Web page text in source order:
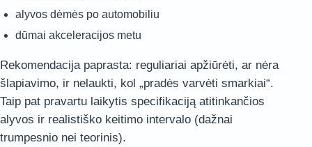
alyvos dėmės po automobiliu
dūmai akceleracijos metu
Rekomendacija paprasta: reguliariai apžiūrėti, ar nėra
šlapiavimo, ir nelaukti, kol „pradės varvėti smarkiai“.
Taip pat pravartu laikytis specifikaciją atitinkančios
alyvos ir realistiško keitimo intervalo (dažnai
trumpesnio nei teorinis).